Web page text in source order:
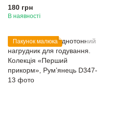
Колекція «Перший прикорм»,
Світлий хакі
180 грн
В наявності
Пакунок малюка